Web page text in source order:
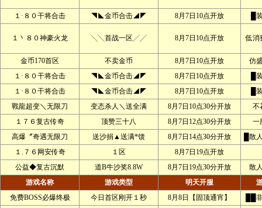
１·８０干将合击 ◥◣金币合击◢◤ 8月7日10点开放 █
１丶８０神豪火龙 ╲╲首战一区╱╱ 8月7日10点开放 低
金币170首区 不卖金币 8月7日10点开放
仿
１·８０干将合击
◥◣金币合击◢◤ 8月7日10点开放
█
１·８０干将合击
◥◣金币合击◢◤ 8月7日10点开放
█
戰龍超变＼无限刀
变态杀人＼送全满 8月7日10点30分开放
不
１７６复古传奇
顶赞三十八 8月7日12点30分开放
一
高爆〞奇遇无限刀
送沙捐▲送满*馈 8月7日14点30分开放
█散
１.７６网安传奇
１区
8月7日19点开放
公益◆复古沉默
道B牛沙奖8.8W 8月7日19点30分开放
散
游戏名称
游戏类型 明天开服
免费BOSS必爆终极
今日首区刚开１秒 8月8日【固顶通宵】
██